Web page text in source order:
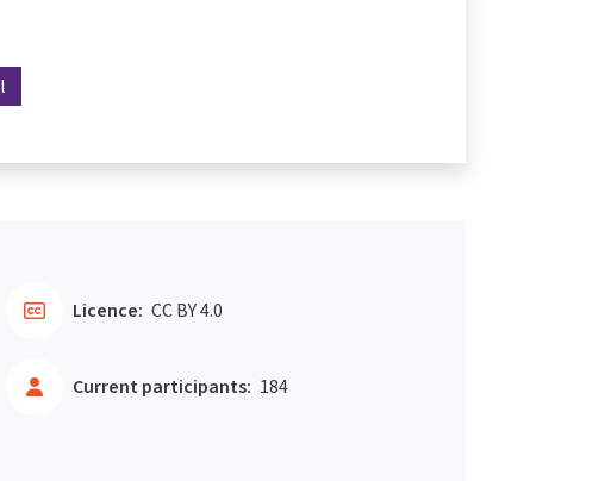
Current participants: 184
Licence: CC BY 4.0